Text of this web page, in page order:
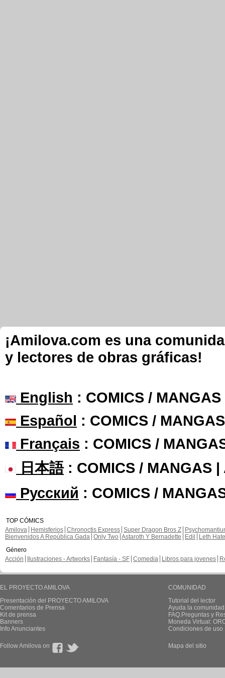
¡Amilova.com es una
y lectores de obras gráficas!
English : COMICS /
Español : COMICS /
Français : COMICS /
日本語: COMICS / MANGAS |
Русский : COMICS /
TOP CÓMICS
Amilova
Hemisferios Chronoctis Express Super Dragon Bros Z
Bienvenidos A República Gada Only Two Astaroth Y Bernadette Edil
Leth Hate
Género
Acción
Ilustraciones - Artworks Fantasía - SF Comedia Libros para jovenes
EL PROYECTO AMILOVA
Presentación del PROYECTO AMILOVA
Comentarios de Prensa
Kit de prensa
Banners
Info Anunciantes
COMUNIDAD
Tutorial del lector
Ayuda la
FAQ.Preguntas y
Moneda Virtual:
Condiciones de uso
Follow Amilova on Mapa del sitio